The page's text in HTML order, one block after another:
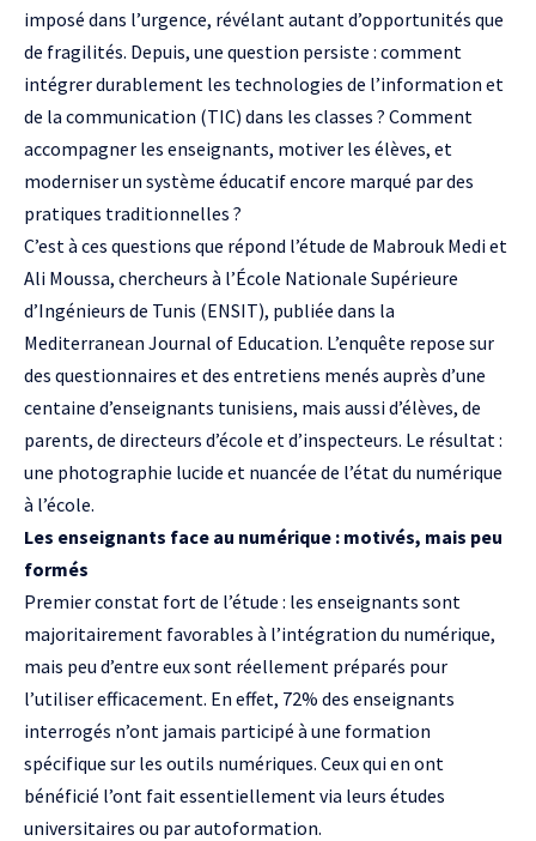
imposé dans l’urgence, révélant autant d’opportunités que
de fragilités. Depuis, une question persiste : comment
intégrer durablement les technologies de l’information et
de la communication (TIC) dans les classes ? Comment
accompagner les enseignants, motiver les élèves, et
moderniser un système éducatif encore marqué par des
pratiques traditionnelles ?
C’est à ces questions que répond l’étude de Mabrouk Medi et
Ali Moussa, chercheurs à l’École Nationale Supérieure
d’Ingénieurs de Tunis (ENSIT), publiée dans la
Mediterranean Journal of Education. L’enquête repose sur
des questionnaires et des entretiens menés auprès d’une
centaine d’enseignants tunisiens, mais aussi d’élèves, de
parents, de directeurs d’école et d’inspecteurs. Le résultat :
une photographie lucide et nuancée de l’état du numérique
à l’école.
Les enseignants face au numérique : motivés, mais peu
formés
Premier constat fort de l’étude : les enseignants sont
majoritairement favorables à l’intégration du numérique,
mais peu d’entre eux sont réellement préparés pour
l’utiliser efficacement. En effet, 72% des enseignants
interrogés n’ont jamais participé à une formation
spécifique sur les outils numériques. Ceux qui en ont
bénéficié l’ont fait essentiellement via leurs études
universitaires ou par autoformation.